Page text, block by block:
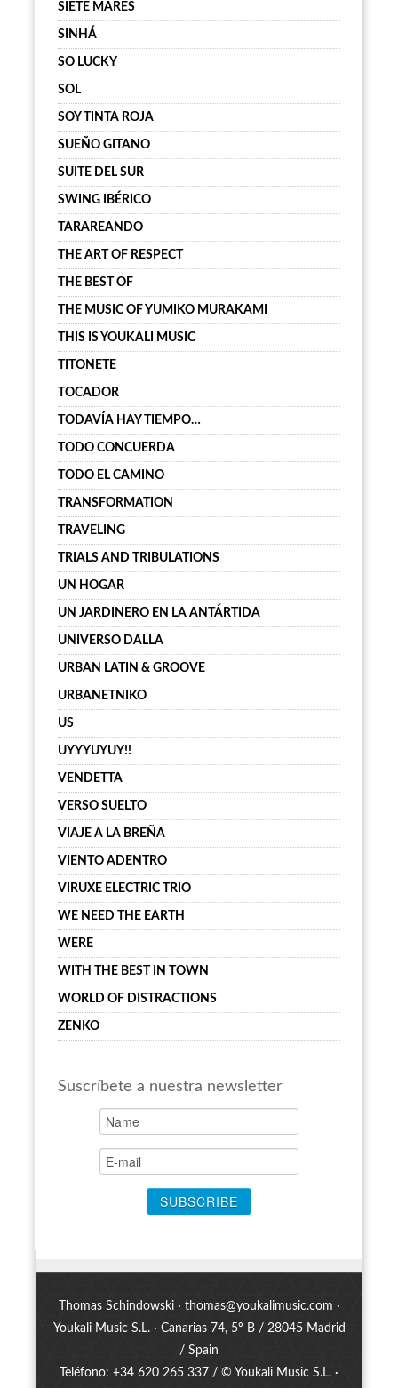
SIETE MARES
SINHÁ
SO LUCKY
SOL
SOY TINTA ROJA
SUEÑO GITANO
SUITE DEL SUR
SWING IBÉRICO
TARAREANDO
THE ART OF RESPECT
THE BEST OF
THE MUSIC OF YUMIKO MURAKAMI
THIS IS YOUKALI MUSIC
TITONETE
TOCADOR
TODAVÍA HAY TIEMPO…
TODO CONCUERDA
TODO EL CAMINO
TRANSFORMATION
TRAVELING
TRIALS AND TRIBULATIONS
UN HOGAR
UN JARDINERO EN LA ANTÁRTIDA
UNIVERSO DALLA
URBAN LATIN & GROOVE
URBANETNIKO
US
UYYYUYUY!!
VENDETTA
VERSO SUELTO
VIAJE A LA BREÑA
VIENTO ADENTRO
VIRUXE ELECTRIC TRIO
WE NEED THE EARTH
WERE
WITH THE BEST IN TOWN
WORLD OF DISTRACTIONS
ZENKO
Suscríbete a nuestra newsletter
Thomas Schindowski · thomas@youkalimusic.com ·
Youkali Music S.L. · Canarias 74, 5º B / 28045 Madrid
/ Spain
Teléfono: +34 620 265 337 / © Youkali Music S.L. ·